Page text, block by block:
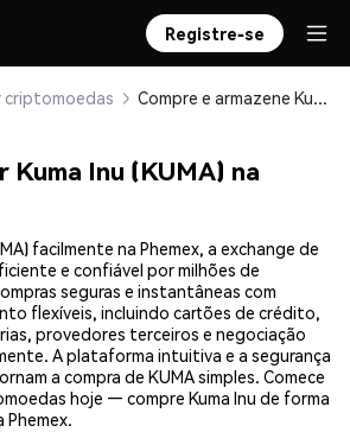
Registre-se
criptomoedas Compre e armazene Kuma Inu (KUMA) com segurança
Kuma Inu (KUMA) na
facilmente na Phemex, a exchange de
e confiável por milhões de
seguras e instantâneas com
flexíveis, incluindo cartões de crédito,
provedores terceiros e negociação
A plataforma intuitiva e a segurança
a compra de KUMA simples. Comece
hoje — compre Kuma Inu de forma